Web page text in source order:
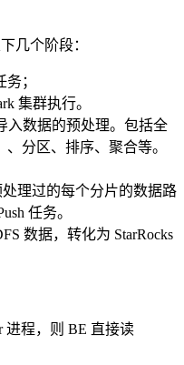
几个阶段：
；
集群执行。
入数据的预处理。包括全
分区、排序、聚合等。
理过的每个分片的数据路
任务。
数据，转化为 StarRocks
进程，则 BE 直接读